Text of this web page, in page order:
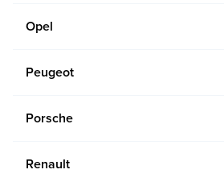
Opel
Peugeot
Porsche
Renault